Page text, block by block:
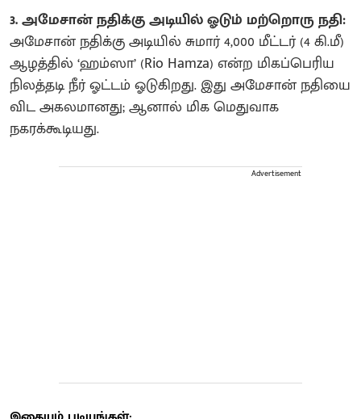
3. அமேசான் நதிக்கு அடியில் ஓடும் மற்றொரு நதி:
அமேசான் நதிக்கு அடியில் சுமார் 4,000 மீட்டர் (4 கி.மீ)
ஆழத்தில் ‘ஹம்ஸா’ (Rio Hamza) என்ற மிகப்பெரிய
நிலத்தடி நீர் ஓட்டம் ஓடுகிறது. இது அமேசான் நதியை
விட அகலமானது; ஆனால் மிக மெதுவாக
நகரக்கூடியது.
Advertisement